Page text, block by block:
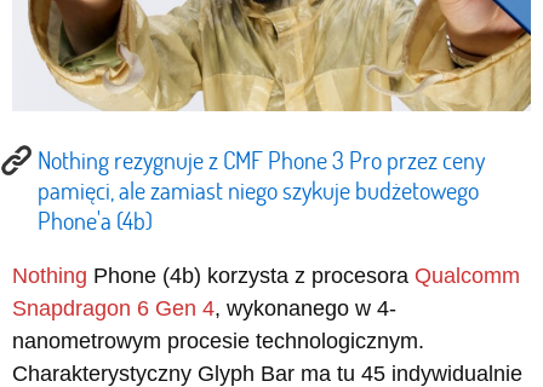
Nothing rezygnuje z CMF Phone 3 Pro przez ceny
pamięci, ale zamiast niego szykuje budżetowego
Phone'a (4b)
Nothing Phone (4b) korzysta z procesora Qualcomm
Snapdragon 6 Gen 4, wykonanego w 4-
nanometrowym procesie technologicznym.
Charakterystyczny Glyph Bar ma tu 45 indywidualnie